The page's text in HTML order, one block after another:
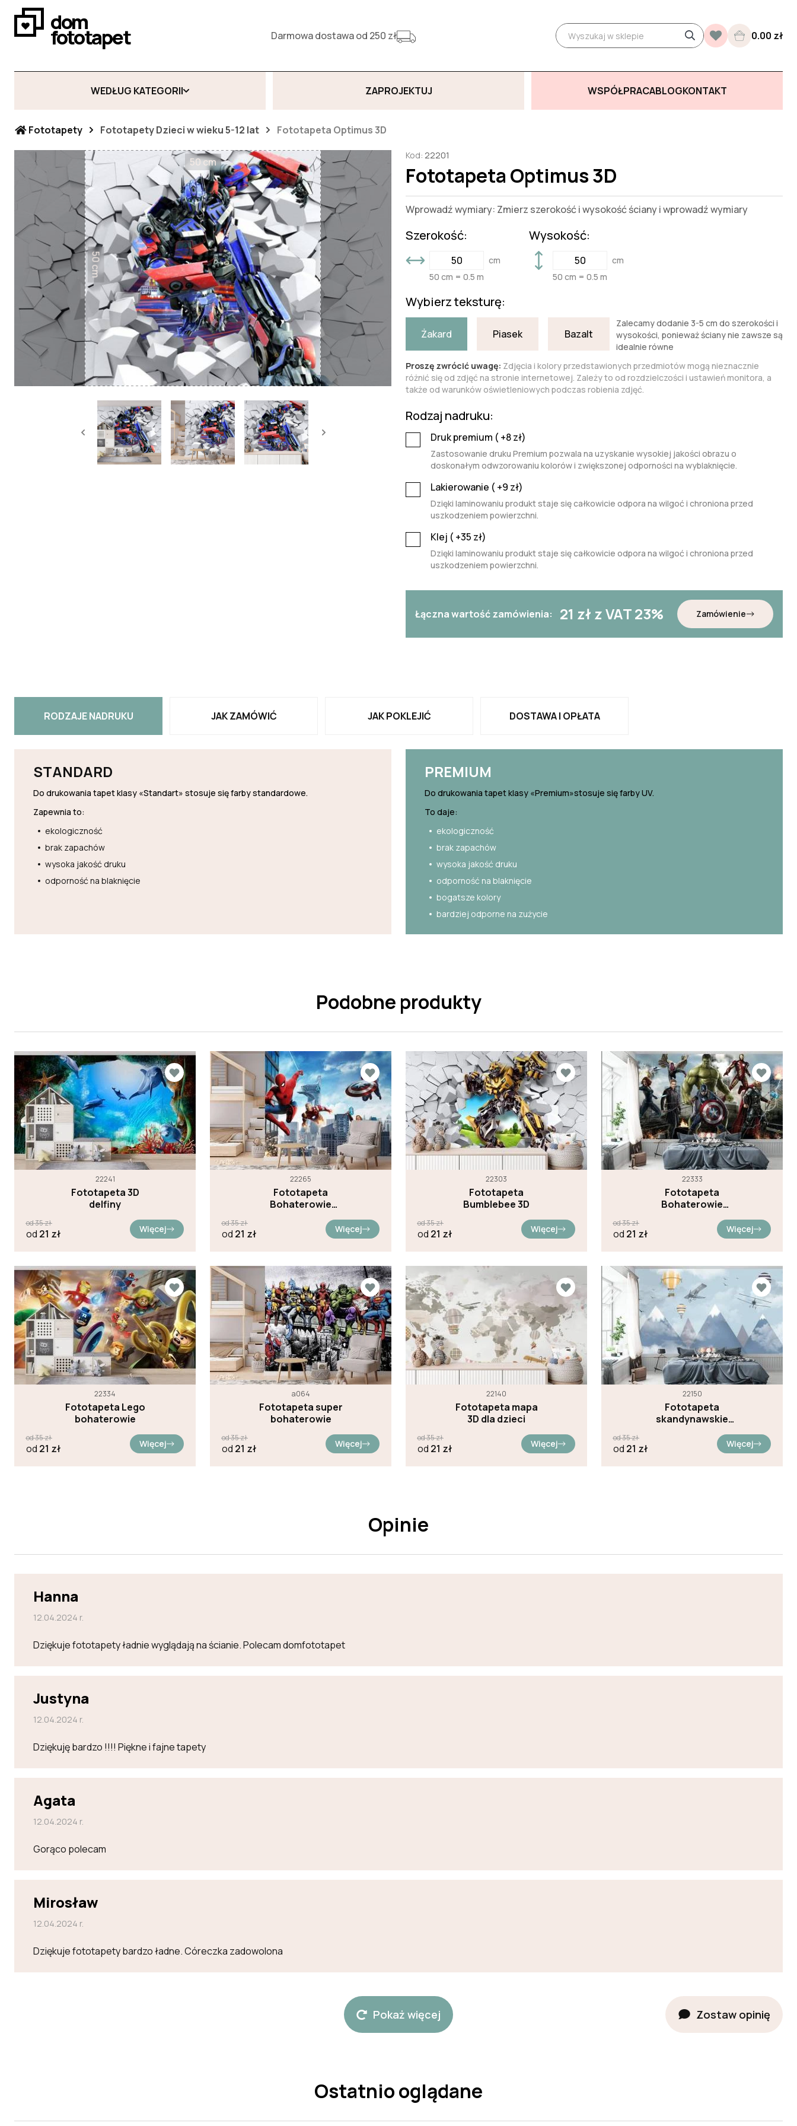
dom
fototapet Darmowa dostawa od 250 zł 0.00 zł
WEDŁUG KATEGORII ZAPROJEKTUJ WSPÓŁPRACABLOGKONTAKT
Fototapety Fototapety Dzieci w wieku 5-12 lat Fototapeta Optimus 3D
50 cm
50 cm
Kod: 22201
Fototapeta Optimus 3D
Wprowadź wymiary: Zmierz szerokość i wysokość ściany i wprowadź wymiary
Szerokość:
cm
50 cm = 0.5 m
Wysokość:
cm
50 cm = 0.5 m
Wybierz teksturę:
Żakard Piasek Bazalt
Zalecamy dodanie 3-5 cm do szerokości i
wysokości, ponieważ ściany nie zawsze są
idealnie równe
Proszę zwrócić uwagę: Zdjęcia i kolory przedstawionych przedmiotów mogą nieznacznie
różnić się od zdjęć na stronie internetowej. Zależy to od rozdzielczości i ustawień monitora, a
także od warunków oświetleniowych podczas robienia zdjęć.
Rodzaj nadruku:
Druk premium ( +8zł)
Zastosowanie druku Premium pozwala na uzyskanie wysokiej jakości obrazu o
doskonałym odwzorowaniu kolorów i zwiększonej odporności na wyblaknięcie.
Lakierowanie ( +9 zł)
Dzięki laminowaniu produkt staje się całkowicie odpora na wilgoć i chroniona przed
uszkodzeniem powierzchni.
Klej ( +35 zł)
Dzięki laminowaniu produkt staje się całkowicie odpora na wilgoć i chroniona przed
uszkodzeniem powierzchni.
Łączna wartość zamówienia: 21 zł z VAT 23% Zamówienie
RODZAJE NADRUKU JAK ZAMÓWIĆ JAK POKLEJIĆ DOSTAWA I OPŁATA
STANDARD
Do drukowania tapet klasy «Standart» stosuje się farby standardowe.
Zapewnia to:
ekologiczność
brak zapachów
wysoka jakość druku
odporność na blaknięcie
PREMIUM
Do drukowania tapet klasy «Premium»stosuje się farby UV.
To daje:
ekologiczność
brak zapachów
wysoka jakość druku
odporność na blaknięcie
bogatsze kolory
bardziej odporne na zużycie
Podobne produkty
22241
Fototapeta 3D
delfiny
od35zł
od 21 zł Więcej
22265
Fototapeta
Bohaterowie
od35zł
od 21 zł Więcej
22303
Fototapeta
Bumblebee 3D
od35zł
od 21 zł Więcej
22333
Fototapeta
Bohaterowie
od35zł
od 21 zł Więcej
22334
Fototapeta Lego
bohaterowie
od35zł
od 21 zł Więcej
а064
Fototapeta super
bohaterowie
od35zł
od 21 zł Więcej
22140
Fototapeta mapa
3D dla dzieci
od35zł
od 21 zł Więcej
22150
Fototapeta
skandynawskie
od35zł
od 21 zł Więcej
Opinie
Hanna
12.04.2024 r.
Dziękuje fototapety ładnie wyglądają na ścianie. Polecam domfototapet
Justyna
12.04.2024 r.
Dziękuję bardzo !!!! Piękne i fajne tapety
Agata
12.04.2024 r.
Gorąco polecam
Mirosław
12.04.2024 r.
Dziękuje fototapety bardzo ładne. Córeczka zadowolona
Pokaż więcej Zostaw opinię
Ostatnio oglądane